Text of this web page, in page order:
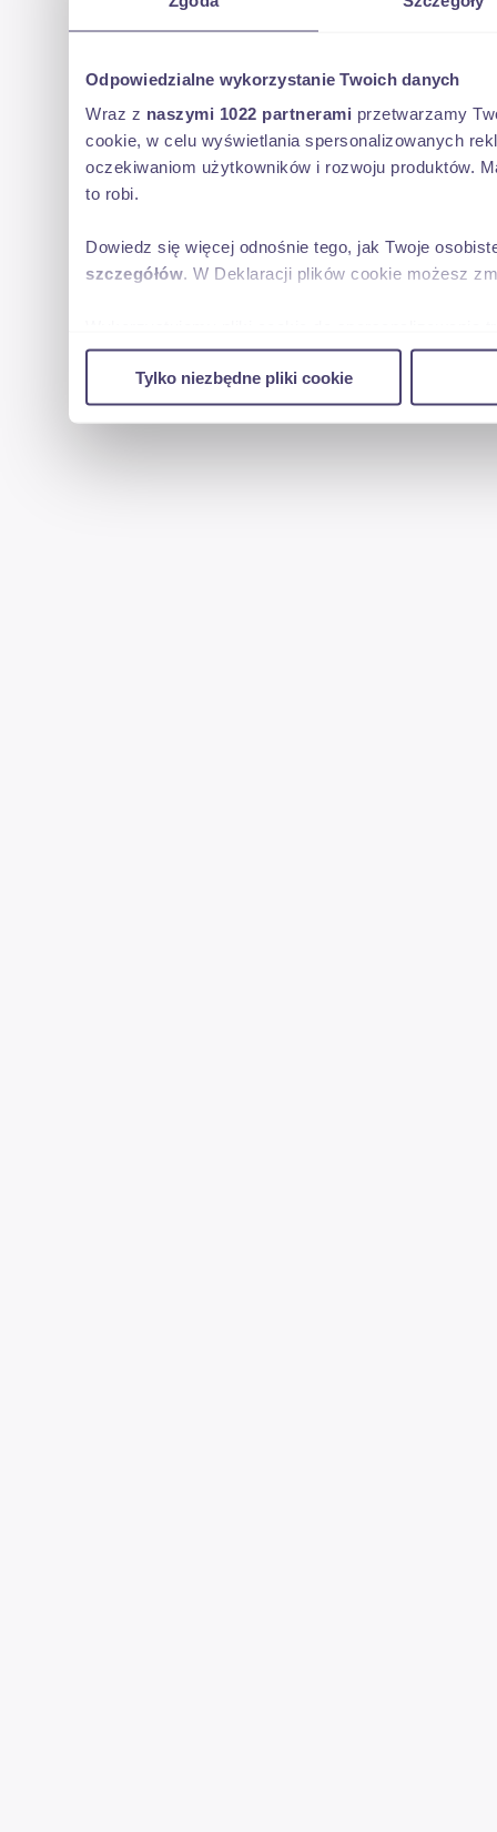
Odpowiedzialne wykorzystanie Twoich danych
Wraz z naszymi 1022 partnerami przetwarzamy
cookie, w celu wyświetlania spersonalizowanych
oczekiwaniom użytkowników i rozwoju produktów.
to robi.
Dowiedz się więcej odnośnie tego, jak Twoje
szczegółów. W Deklaracji plików cookie możesz
w naszej witrynie. Informacje o tym, jak korzystasz
reklamowym i analitycznym. Partnerzy mogą
uzyskanymi podczas korzystania z ich usług.
Tylko niezbędne pliki cookie